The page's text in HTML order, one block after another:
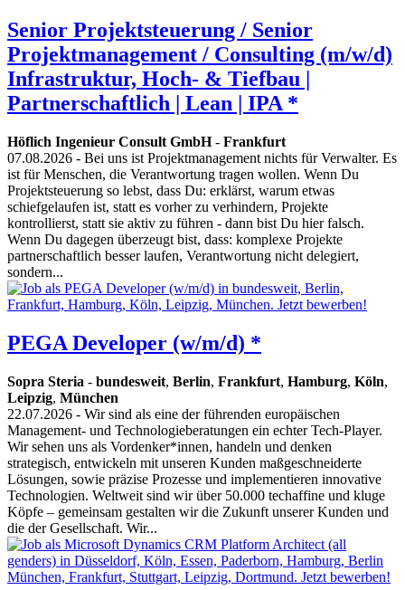
Senior Projektsteuerung / Senior
Projektmanagement / Consulting (m/w/d)
Infrastruktur, Hoch- & Tiefbau |
Partnerschaftlich | Lean | IPA *
Höflich Ingenieur Consult GmbH- Frankfurt
07.08.2026 - Bei uns ist Projektmanagement nichts für Verwalter. Es
ist für Menschen, die Verantwortung tragen wollen. Wenn Du
Projektsteuerung so lebst, dass Du: erklärst, warum etwas
schiefgelaufen ist, statt es vorher zu verhindern, Projekte
kontrollierst, statt sie aktiv zu führen - dann bist Du hier falsch.
Wenn Du dagegen überzeugt bist, dass: komplexe Projekte
partnerschaftlich besser laufen, Verantwortung nicht delegiert,
sondern...
PEGA Developer (w/m/d) *
Sopra Steria - bundesweit, Berlin, Frankfurt, Hamburg, Köln,
Leipzig, München
22.07.2026 - Wir sind als eine der führenden europäischen
Management- und Technologieberatungen ein echter Tech-Player.
Wir sehen uns als Vordenker*innen, handeln und denken
strategisch, entwickeln mit unseren Kunden maßgeschneiderte
Lösungen, sowie präzise Prozesse und implementieren innovative
Technologien. Weltweit sind wir über 50.000 techaffine und kluge
Köpfe – gemeinsam gestalten wir die Zukunft unserer Kunden und
die der Gesellschaft. Wir...